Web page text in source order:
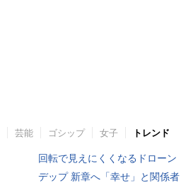
芸能 ゴシップ 女子 トレンド
回転で見えにくくなるドローン
デップ 新章へ「幸せ」と関係者